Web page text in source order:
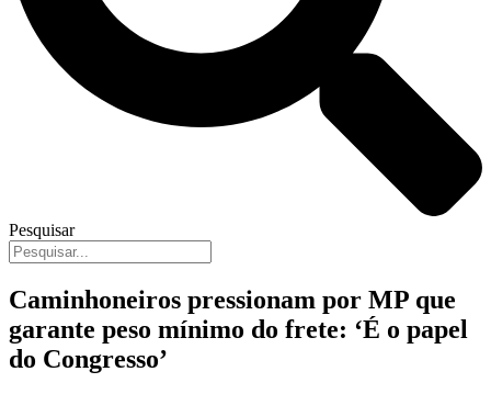
Pesquisar
Caminhoneiros pressionam por MP que
garante peso mínimo do frete: ‘É o papel
do Congresso’